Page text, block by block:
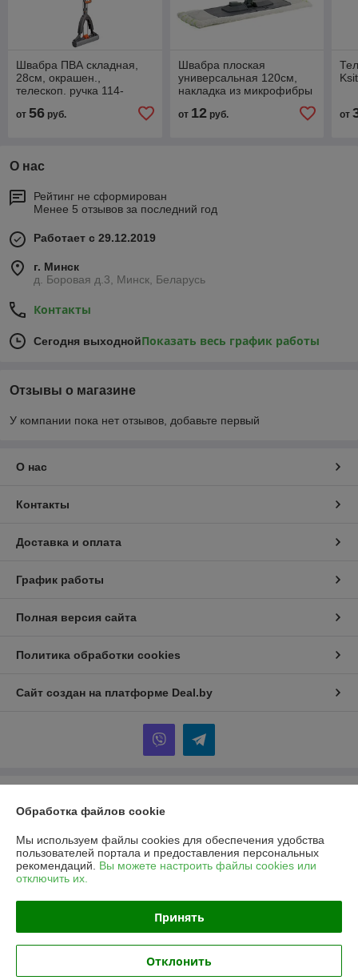
Швабра ПВА складная,
28см, окрашен.,
телескоп. ручка 114-
от 56 руб.
Швабра плоская
универсальная 120см,
накладка из микрофибры
от 12руб. от
О нас
Рейтинг не сформирован
Менее 5 отзывов за последний год
Работает с 29.12.2019
г. Минск
д. Боровая д.3, Минск, Беларусь
Контакты
Сегодня выходнойПоказать весь график работы
Отзывы о магазине
У компании пока нет отзывов, добавьте первый
О нас
Контакты
Доставка и оплата
График работы
Полная версия сайта
Политика обработки cookies
Сайт создан на платформе Deal.by
«АрлисБай»
223053, Минский р-н, д. Боровая, 3, АБК, кабинет № 7
Регистрационный номер ЕГР: 692237957
УНП: 692237957
Регистрационный орган: Минский райисполком
Дата регистрации компании: 08.07.2020
Местонахождение книги жалоб и предложений: д. Боровая д.3
Обработка файлов cookie
Мы используем файлы cookies для обеспечения удобства
пользователей портала и предоставления персональных
рекомендаций. Вы можете настроить файлы cookies или
отключить их.
Принять
Отклонить